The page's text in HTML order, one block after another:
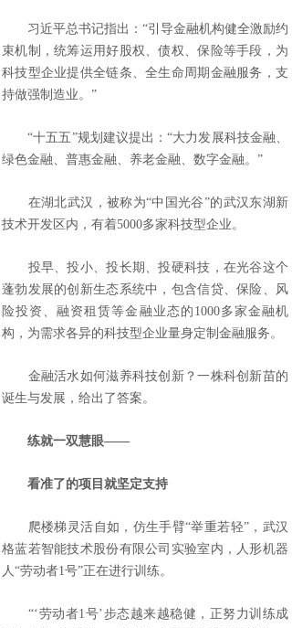
习近平总书记指出：“引导金融机构健全激励约
束机制，统筹运用好股权、债权、保险等手段，为
科技型企业提供全链条、全生命周期金融服务，支
持做强制造业。”
“十五五”规划建议提出：“大力发展科技金融、
绿色金融、普惠金融、养老金融、数字金融。”
在湖北武汉，被称为“中国光谷”的武汉东湖新
技术开发区内，有着5000多家科技型企业。
投早、投小、投长期、投硬科技，在光谷这个
蓬勃发展的创新生态系统中，包含信贷、保险、风
险投资、融资租赁等金融业态的1000多家金融机
构，为需求各异的科技型企业量身定制金融服务。
金融活水如何滋养科技创新？一株科创新苗的
诞生与发展，给出了答案。
练就一双慧眼——
看准了的项目就坚定支持
爬楼梯灵活自如，仿生手臂“举重若轻”，武汉
格蓝若智能技术股份有限公司实验室内，人形机器
人“劳动者1号”正在进行训练。
“‘劳动者1号’步态越来越稳健，正努力训练成